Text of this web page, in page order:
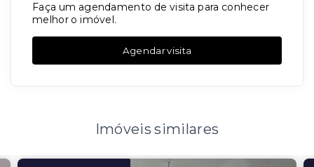
Faça um agendamento de visita para conhecer
melhor o imóvel.
Agendar visita
Imóveis similares